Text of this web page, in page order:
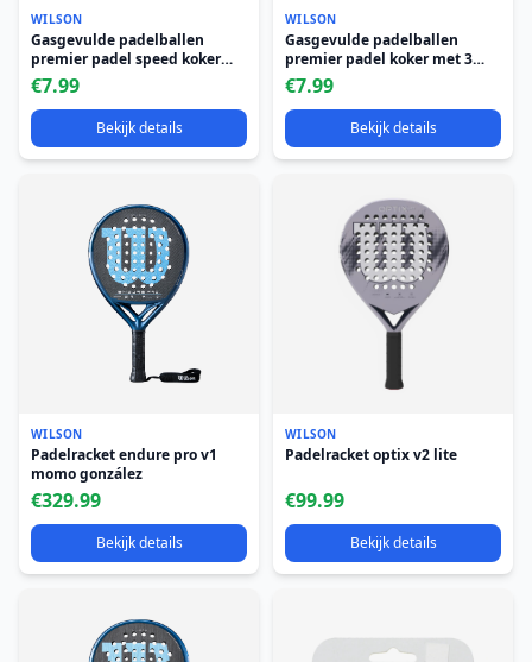
WILSON
Gasgevulde padelballen
premier padel speed koker
met 3 ballen
€7.99
Bekijk details
WILSON
Gasgevulde padelballen
premier padel koker met 3
ballen
€7.99
Bekijk details
WILSON
Padelracket endure pro v1
momo gonzález
€329.99
Bekijk details
WILSON
Padelracket optix v2 lite
€99.99
Bekijk details